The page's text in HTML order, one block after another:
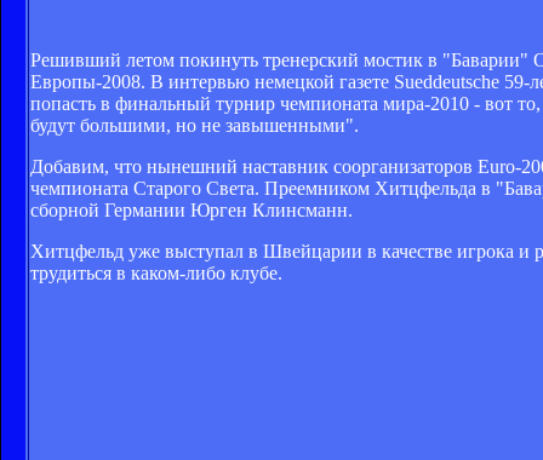
Решивший летом покинуть тренерский мостик в "Баварии"
Европы-2008. В интервью немецкой газете Sueddeutsche 59-
попасть в финальный турнир чемпионата мира-2010 - вот
будут большими, но не завышенными".
Добавим, что нынешний наставник соорганизаторов Euro-
чемпионата Старого Света. Преемником Хитцфельда в
сборной Германии Юрген Клинсманн.
Хитцфельд уже выступал в Швейцарии в качестве игрока и
трудиться в каком-либо клубе.